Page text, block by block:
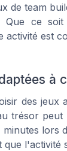
de team
Que ce
activité est
à
des jeux
trésor
minutes lors
que